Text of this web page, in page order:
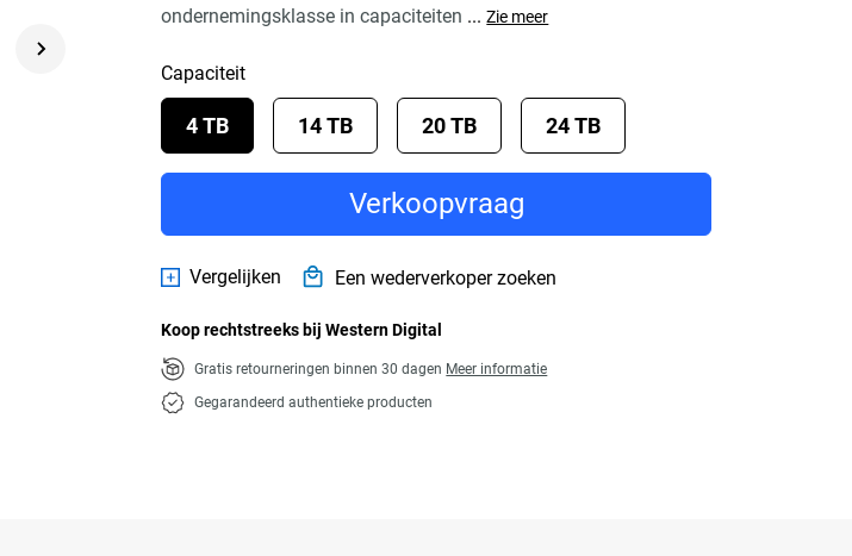
ondernemingsklasse in capaciteiten ... Zie meer
Capaciteit
4 TB 14 TB 20 TB 24 TB
Verkoopvraag
Vergelijken Een wederverkoper zoeken
Koop rechtstreeks bij Western Digital
Gratis retourneringen binnen 30 dagen Meer informatie
Gegarandeerd authentieke producten